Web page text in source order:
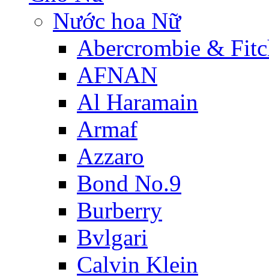
Nước hoa Nữ
Abercrombie &
AFNAN
Al Haramain
Armaf
Azzaro
Bond No.9
Burberry
Bvlgari
Calvin Klein